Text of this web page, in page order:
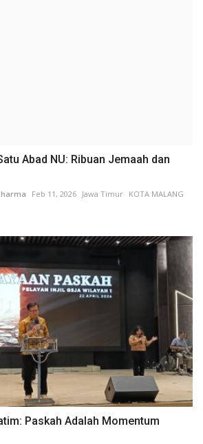
Abad NU: Ribuan Jemaah dan
Feb 11, 2026 Jawa Timur KOTA MALANG
Paskah Adalah Momentum